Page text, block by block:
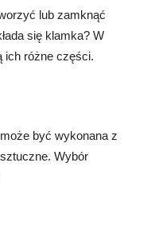
lub zamknąć
się klamka? W
ich różne części.
być wykonana z
Wybór